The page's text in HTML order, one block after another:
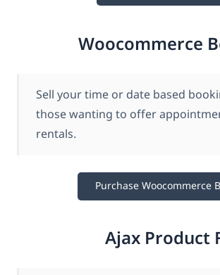
Woocommerce
Sell your time or date based
those wanting to offer
rentals.
Purchase Woocommerce
Ajax Product